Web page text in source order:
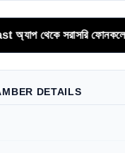
সরাসরি ফোনকলের মাধ্যমে
DETAILS